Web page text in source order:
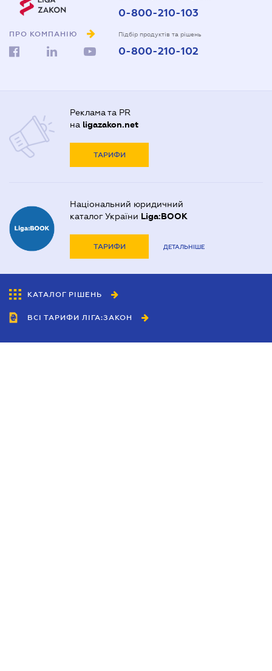
ПРО КОМПАНІЮ
0-800-210-103
Підбір продуктів та рішень
0-800-210-102
Реклама та PR
на ligazakon.net
ТАРИФИ
Національний юридичний
каталог України Liga:BOOK
ТАРИФИ ДЕТАЛЬНІШЕ
КАТАЛОГ РІШЕНЬ
ВСІ ТАРИФИ ЛІГА:ЗАКОН